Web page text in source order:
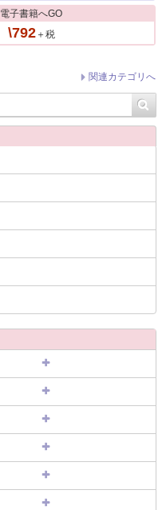
電子書籍へGO
\792＋税
関連カテゴリへ